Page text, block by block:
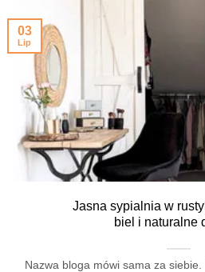
Jasna sypialnia w
biel i naturalne
Nazwa bloga mówi sama za siebie.
03
Lip